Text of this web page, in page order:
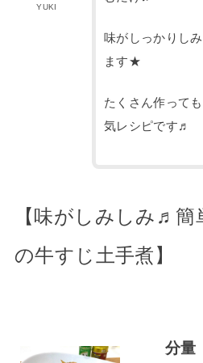
YUKI
味がしっかりし
ます★
たくさん作って
気レシピです♬
【味がしみしみ♬簡
の牛すじ土手煮】
分量